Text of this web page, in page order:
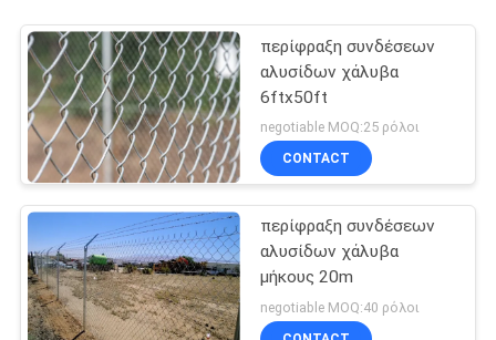
περίφραξη συνδέσεων
αλυσίδων χάλυβα
6ftx50ft
negotiable MOQ:25 ρόλοι
CONTACT
περίφραξη συνδέσεων
αλυσίδων χάλυβα
μήκους 20m
negotiable MOQ:40 ρόλοι